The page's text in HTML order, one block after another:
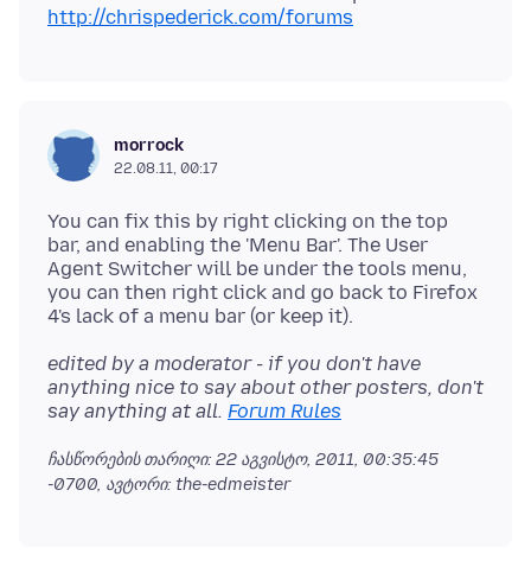
http://chrispederick.com/forums
morrock
22.08.11, 00:17
You can fix this by right clicking on the top
bar, and enabling the 'Menu Bar'. The User
Agent Switcher will be under the tools menu,
you can then right click and go back to Firefox
edited by a moderator - if you don't have
anything nice to say about other posters, don't
say anything at all. Forum Rules
ჩასწორების თარიღი: 22 აგვისტო, 2011, 00:35:45
-0700, ავტორი: the-edmeister